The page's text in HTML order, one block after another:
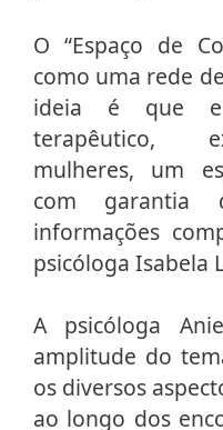
O “Espaço de
como uma rede
ideia é que
terapêutico,
mulheres, um
com
informações
psicóloga Isabela
A psicóloga
amplitude do
os diversos
ao longo dos